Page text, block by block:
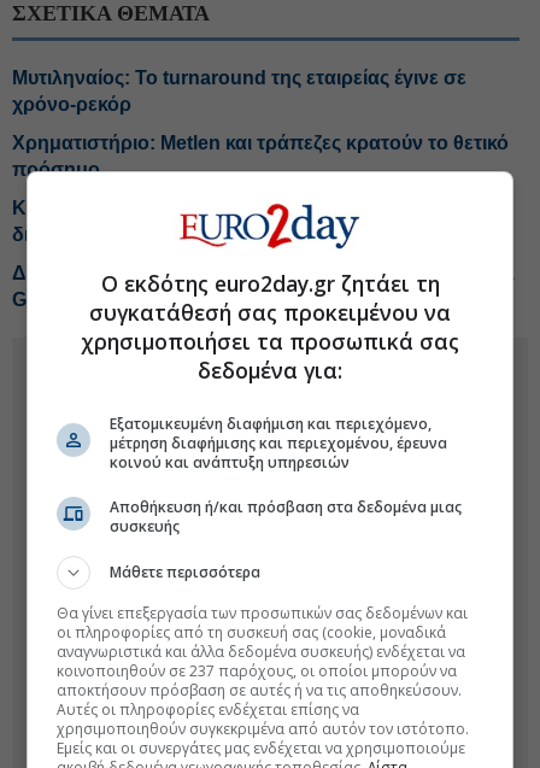
ΣΧΕΤΙΚΑ ΘΕΜΑΤΑ
Μυτιληναίος: Το turnaround της εταιρείας έγινε σε
χρόνο-ρεκόρ
Χρηματιστήριο: Metlen και τράπεζες κρατούν το θετικό
πρόσημο
Κυβέρνηση: Στήριξη βιομηχανικών επενδύσεων 3,7
δισ. και 11 μεταρρυθμίσεις
ΔΕΗ: Τελική ευθεία για το Data Center, το σενάριο για 1
GW
Ο εκδότης euro2day.gr ζητάει τη
συγκατάθεσή σας προκειμένου να
χρησιμοποιήσει τα προσωπικά σας
δεδομένα για:
Εξατομικευμένη διαφήμιση και περιεχόμενο,
μέτρηση διαφήμισης και περιεχομένου, έρευνα
κοινού και ανάπτυξη υπηρεσιών
Αποθήκευση ή/και πρόσβαση στα δεδομένα μιας
συσκευής
Μάθετε περισσότερα
Θα γίνει επεξεργασία των προσωπικών σας δεδομένων και
οι πληροφορίες από τη συσκευή σας (cookie, μοναδικά
αναγνωριστικά και άλλα δεδομένα συσκευής) ενδέχεται να
κοινοποιηθούν σε 237 παρόχους, οι οποίοι μπορούν να
αποκτήσουν πρόσβαση σε αυτές ή να τις αποθηκεύσουν.
Αυτές οι πληροφορίες ενδέχεται επίσης να
χρησιμοποιηθούν συγκεκριμένα από αυτόν τον ιστότοπο.
Εμείς και οι συνεργάτες μας ενδέχεται να χρησιμοποιούμε